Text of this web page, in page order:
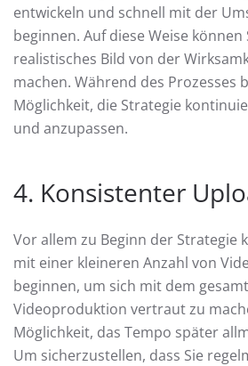
entwickeln und schnell mit der
beginnen. Auf diese Weise können
realistisches Bild von der
machen. Während des Prozesses
Möglichkeit, die Strategie
und anzupassen.
4. Konsistenter
Vor allem zu Beginn der Strategie
mit einer kleineren Anzahl von
beginnen, um sich mit dem
Videoproduktion vertraut zu
Möglichkeit, das Tempo später
Um sicherzustellen, dass Sie